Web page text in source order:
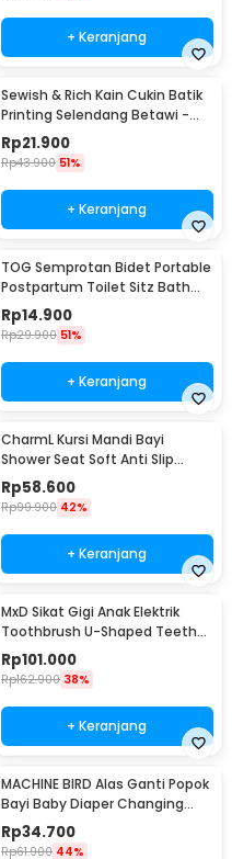
+ Keranjang
Sewish & Rich Kain Cukin Batik
Printing Selendang Betawi -
SR13
Rp21.900
Rp43.900 51%
+ Keranjang
TOG Semprotan Bidet Portable
Postpartum Toilet Sitz Bath
Sprayer - TG280
Rp14.900
Rp29.900 51%
+ Keranjang
CharmL Kursi Mandi Bayi
Shower Seat Soft Anti Slip
Drainage Hole - CH12
Rp58.600
Rp99.900 42%
+ Keranjang
MxD Sikat Gigi Anak Elektrik
Toothbrush U-Shaped Teether
Silicone - Mx01
Rp101.000
Rp162.900 38%
+ Keranjang
MACHINE BIRD Alas Ganti Popok
Bayi Baby Diaper Changing
Mat Waterproof - BY401
Rp34.700
Rp61.900 44%